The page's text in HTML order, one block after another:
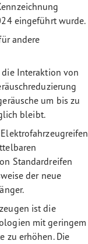
eingeführt wurde.
andere
die Interaktion von
um bis zu
bleibt.
Standardreifen
der neue
ist die
mit geringem
zu erhöhen. Die